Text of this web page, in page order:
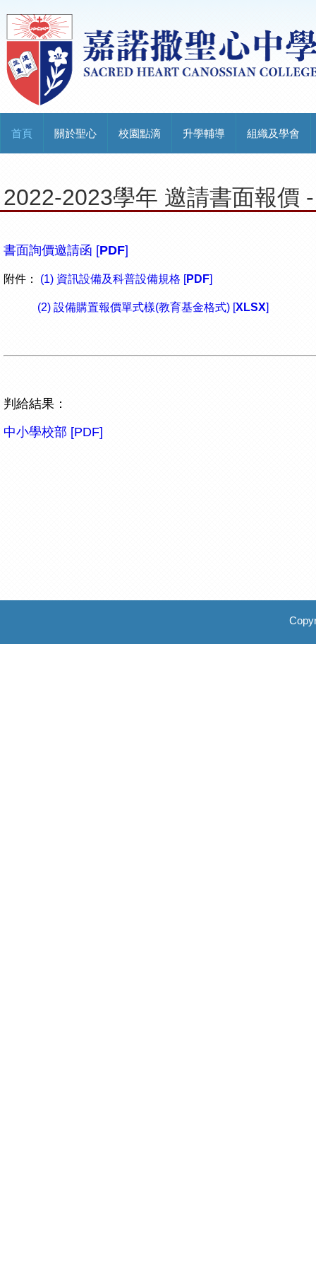
首頁 關於聖心 校園點滴 升學輔導 組織及學會
2022-2023學年 邀請書面報價
書面詢價邀請函 [PDF]
附件： (1) 資訊設備及科普設備規格 [PDF]
(2) 設備購置報價單式樣(教育基金格式) [XLSX]
判給結果：
中小學校部 [PDF]